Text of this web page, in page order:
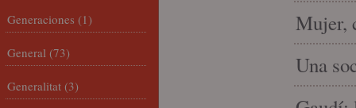
Mujer,
Una
Generaciones (1)
General (73)
Generalitat (3)